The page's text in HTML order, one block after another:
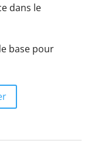
dans le
base pour